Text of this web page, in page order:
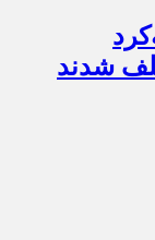
شدند